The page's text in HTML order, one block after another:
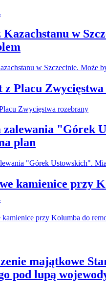
w
Placu
zalewania "Górek
plan
kamienice przy
majątkowe
pod lupą